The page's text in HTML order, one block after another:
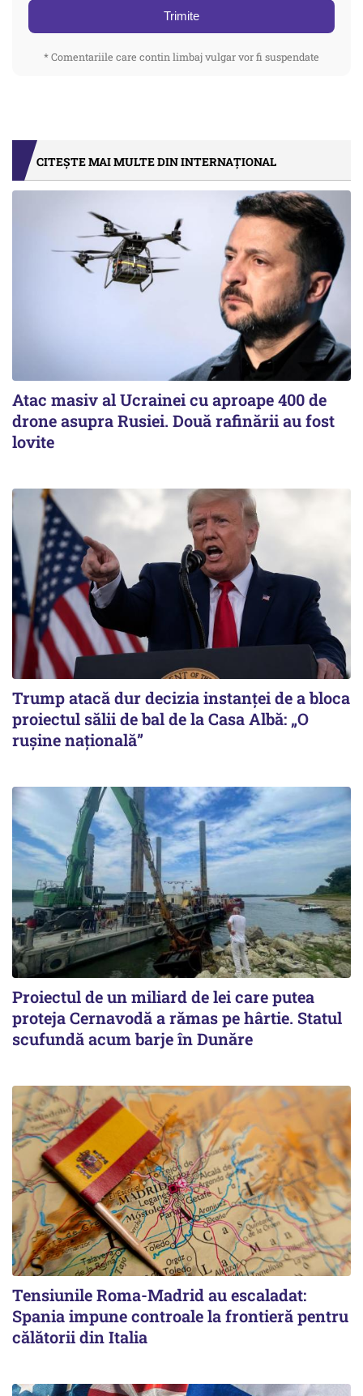
Trimite
* Comentariile care contin limbaj vulgar vor fi suspendate
CITEȘTE MAI MULTE DIN INTERNAȚIONAL
Atac masiv al Ucrainei cu aproape 400 de
drone asupra Rusiei. Două rafinării au fost
lovite
Trump atacă dur decizia instanţei de a bloca
proiectul sălii de bal de la Casa Albă: „O
ruşine naţională”
Proiectul de un miliard de lei care putea
proteja Cernavodă a rămas pe hârtie. Statul
scufundă acum barje în Dunăre
Tensiunile Roma-Madrid au escaladat:
Spania impune controale la frontieră pentru
călătorii din Italia